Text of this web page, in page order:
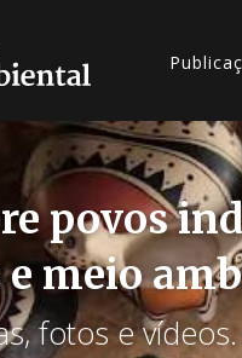
povos
meio
fotos e vídeos.